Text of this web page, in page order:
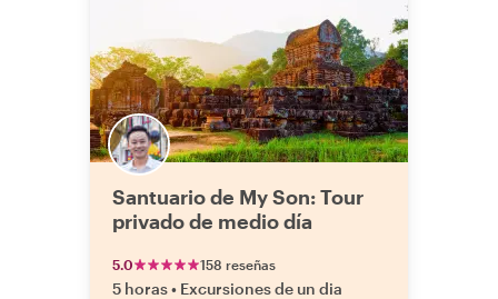
Santuario de My Son: Tour
privado de medio día
5.0 158 reseñas
5 horas• Excursiones de un dia